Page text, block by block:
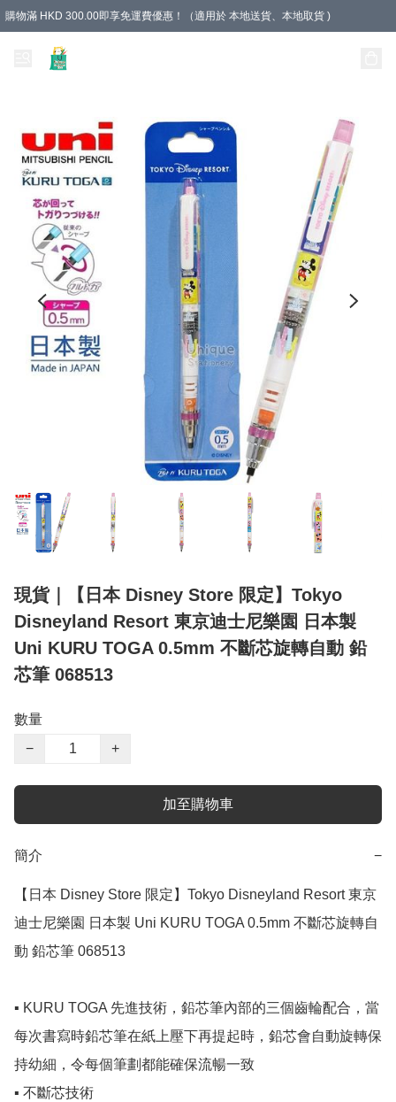
購物滿 HKD 300.00即享免運費優惠！（適用於 本地送貨、本地取貨 )
現貨｜【日本 Disney Store 限定】Tokyo
Disneyland Resort 東京迪士尼樂園 日本製
Uni KURU TOGA 0.5mm 不斷芯旋轉自動 鉛
芯筆 068513
數量
−
+
加至購物車
簡介 −
【日本 Disney Store 限定】Tokyo Disneyland Resort 東京
迪士尼樂園 日本製 Uni KURU TOGA 0.5mm 不斷芯旋轉自
動 鉛芯筆 068513
▪️ KURU TOGA 先進技術，鉛芯筆內部的三個齒輪配合，當
每次書寫時鉛芯筆在紙上壓下再提起時，鉛芯會自動旋轉保
持幼細，令每個筆劃都能確保流暢一致
▪️ 不斷芯技術